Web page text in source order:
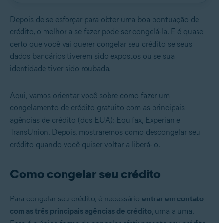
Depois de se esforçar para obter uma boa pontuação de
crédito, o melhor a se fazer pode ser congelá-la. E é quase
certo que você vai querer congelar seu crédito se seus
dados bancários tiverem sido expostos ou se sua
identidade tiver sido roubada.
Aqui, vamos orientar você sobre como fazer um
congelamento de crédito gratuito com as principais
agências de crédito (dos EUA): Equifax, Experian e
TransUnion. Depois, mostraremos como descongelar seu
crédito quando você quiser voltar a liberá-lo.
Como congelar seu crédito
Para congelar seu crédito, é necessário entrar em contato
com as três principais agências de crédito, uma a uma.